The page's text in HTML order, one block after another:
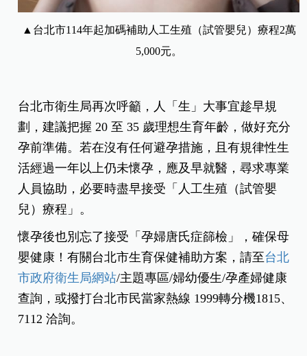
▲台北市114年起加碼補助人工生殖（試管嬰兒）療程2萬
5,000元。
台北市衛生局再次呼籲，人「生」大事宜趁早規
劃，建議把握 20 至 35 歲理想生育年齡，做好充分
孕前準備。若在沒有任何避孕措施，且有規律性生
活經過一年以上仍未懷孕，應及早就醫，尋求專業
人員協助，必要時盡早接受「人工生殖（試管嬰
兒）療程」。
懷孕後也別忘了接受「孕婦唐氏症篩檢」，確保母
嬰健康！有關台北市生育保健補助方案，請至台北
市政府衛生局網站/主題專區/婦幼優生/孕產婦健康
查詢，或撥打台北市民當家熱線 1999轉分機1815、
7112 洽詢。